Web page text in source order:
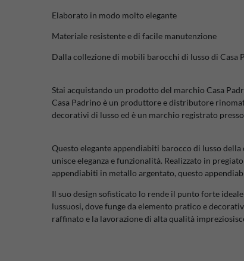
Elaborato in modo molto elegante
Materiale resistente e di facile manutenzione
Dalla collezione di mobili barocchi di lusso di Casa
Stai acquistando un prodotto del marchio Casa
Casa Padrino è un produttore e distributore
decorativi di lusso ed è un marchio registrato
Questo elegante appendiabiti barocco di lusso
unisce eleganza e funzionalità. Realizzato in
appendiabiti in metallo argentato, questo
Il suo design sofisticato lo rende il punto forte
lussuosi, dove funge da elemento pratico e
raffinato e la lavorazione di alta qualità